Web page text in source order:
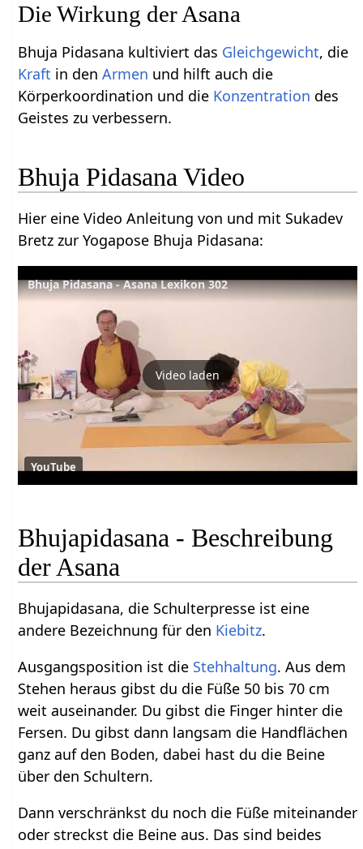
Die Wirkung der Asana
Bhuja Pidasana kultiviert das Gleichgewicht, die
Kraft in denArmen und hilft auch die
Körperkoordination und die Konzentration des
Geistes zu verbessern.
Bhuja Pidasana Video
Hier eine Video Anleitung von und mit Sukadev
Bretz zur Yogapose Bhuja Pidasana:
Bhuja Pidasana - Asana Lexikon 302
Video laden
YouTube
Bhujapidasana - Beschreibung
der Asana
Bhujapidasana, die Schulterpresse ist eine
andere Bezeichnung für den Kiebitz.
Ausgangsposition ist die Stehhaltung. Aus dem
Stehen heraus gibst du die Füße 50 bis 70 cm
weit auseinander. Du gibst die Finger hinter die
Fersen. Du gibst dann langsam die Handflächen
ganz auf den Boden, dabei hast du die Beine
über den Schultern.
Dann verschränkst du noch die Füße miteinander
oder streckst die Beine aus. Das sind beides